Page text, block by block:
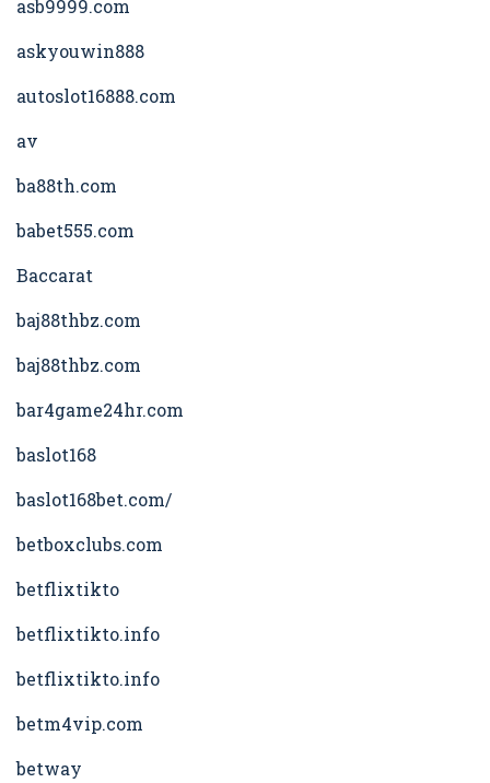
asb9999.com
askyouwin888
autoslot16888.com
av
ba88th.com
babet555.com
Baccarat
baj88thbz.com
baj88thbz.com
bar4game24hr.com
baslot168
baslot168bet.com/
betboxclubs.com
betflixtikto
betflixtikto.info
betflixtikto.info
betm4vip.com
betway